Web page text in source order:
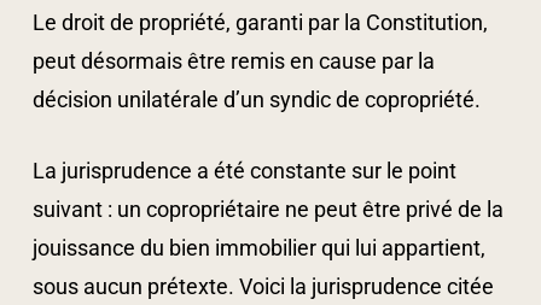
Le droit de propriété, garanti par la Constitution,
peut désormais être remis en cause par la
décision unilatérale d’un syndic de copropriété.
La jurisprudence a été constante sur le point
suivant : un copropriétaire ne peut être privé de la
jouissance du bien immobilier qui lui appartient,
sous aucun prétexte. Voici la jurisprudence citée